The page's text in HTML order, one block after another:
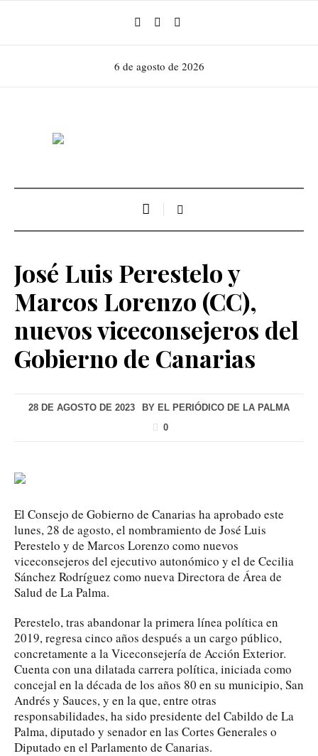
6 de agosto de 2026
José Luis Perestelo y
Marcos Lorenzo (CC),
nuevos viceconsejeros del
Gobierno de Canarias
28 DE AGOSTO DE 2023 BY EL PERIÓDICO DE LA PALMA
0
El Consejo de Gobierno de Canarias ha aprobado este
lunes, 28 de agosto, el nombramiento de José Luis
Perestelo y de Marcos Lorenzo como nuevos
viceconsejeros del ejecutivo autonómico y el de Cecilia
Sánchez Rodríguez como nueva Directora de Área de
Salud de La Palma.
Perestelo, tras abandonar la primera línea política en
2019, regresa cinco años después a un cargo público,
concretamente a la Viceconsejería de Acción Exterior.
Cuenta con una dilatada carrera política, iniciada como
concejal en la década de los años 80 en su municipio, San
Andrés y Sauces, y en la que, entre otras
responsabilidades, ha sido presidente del Cabildo de La
Palma, diputado y senador en las Cortes Generales o
Diputado en el Parlamento de Canarias.